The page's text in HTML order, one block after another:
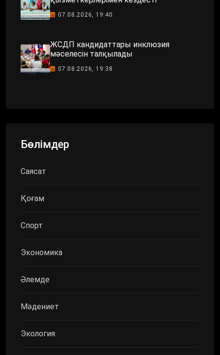
07.08.2026, 19:40
ЖСДП кандидаттары инклюзия
мәселесін талқылады
07.08.2026, 19:38
Бөлімдер
Саясат
Қоғам
Спорт
Экономика
Әлемде
Мәдениет
Экология